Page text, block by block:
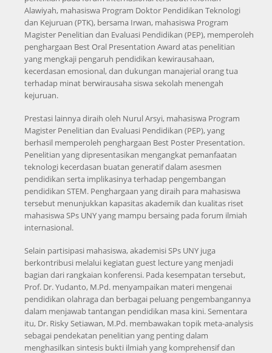
Alawiyah, mahasiswa Program Doktor Pendidikan Teknologi
dan Kejuruan (PTK), bersama Irwan, mahasiswa Program
Magister Penelitian dan Evaluasi Pendidikan (PEP), memperoleh
penghargaan Best Oral Presentation Award atas penelitian
yang mengkaji pengaruh pendidikan kewirausahaan,
kecerdasan emosional, dan dukungan manajerial orang tua
terhadap minat berwirausaha siswa sekolah menengah
kejuruan.
Prestasi lainnya diraih oleh Nurul Arsyi, mahasiswa Program
Magister Penelitian dan Evaluasi Pendidikan (PEP), yang
berhasil memperoleh penghargaan Best Poster Presentation.
Penelitian yang dipresentasikan mengangkat pemanfaatan
teknologi kecerdasan buatan generatif dalam asesmen
pendidikan serta implikasinya terhadap pengembangan
pendidikan STEM. Penghargaan yang diraih para mahasiswa
tersebut menunjukkan kapasitas akademik dan kualitas riset
mahasiswa SPs UNY yang mampu bersaing pada forum ilmiah
internasional.
Selain partisipasi mahasiswa, akademisi SPs UNY juga
berkontribusi melalui kegiatan guest lecture yang menjadi
bagian dari rangkaian konferensi. Pada kesempatan tersebut,
Prof. Dr. Yudanto, M.Pd. menyampaikan materi mengenai
pendidikan olahraga dan berbagai peluang pengembangannya
dalam menjawab tantangan pendidikan masa kini. Sementara
itu, Dr. Risky Setiawan, M.Pd. membawakan topik meta-analysis
sebagai pendekatan penelitian yang penting dalam
menghasilkan sintesis bukti ilmiah yang komprehensif dan